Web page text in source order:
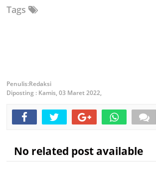
Tags
Redaksi
Diposting : Kamis, 03 Maret 2022,
No related post available